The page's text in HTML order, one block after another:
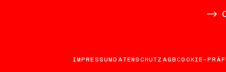
IMPRESSUMDATENSCHUTZ AGBCOOKIE-